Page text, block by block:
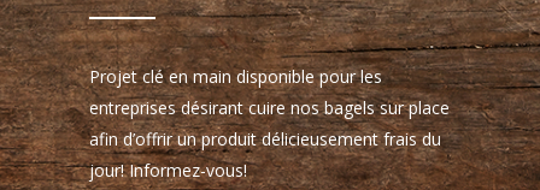
Projet clé en main disponible pour les
entreprises désirant cuire nos bagels sur place
afin d’offrir un produit délicieusement frais du
jour! Informez-vous!